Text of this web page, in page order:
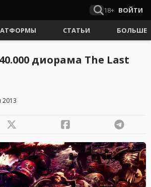
18+ ВОЙТИ
СТАТЬИ БОЛЬШЕ
диорама The Last
2013